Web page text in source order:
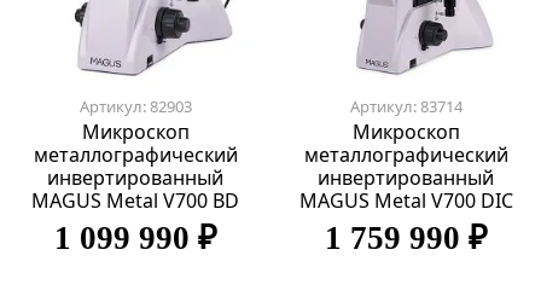
Артикул: 82903
Микроскоп
металлографический
инвертированный
MAGUS Metal V700 BD
1 099 990 ₽
Артикул: 83714
Микроскоп
металлографический
инвертированный
MAGUS Metal V700 DIC
1 759 990 ₽